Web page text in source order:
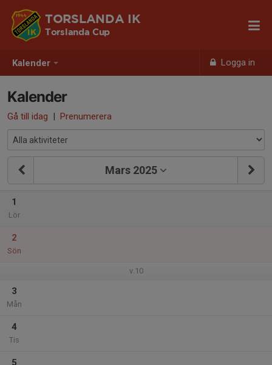
Kalender Logga in
TORSLANDA IK
Torslanda Cup
Kalender
Gå till idag | Prenumerera
Mars 2025
1
Lör
2
Sön
v.10
3
Mån
4
Tis
5